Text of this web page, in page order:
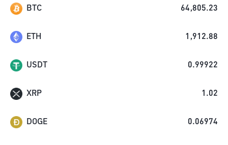
BTC 64,805.23
ETH 1,912.88
USDT 0.99922
XRP 1.02
DOGE 0.06974